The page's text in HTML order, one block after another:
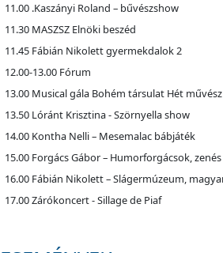
11.00 .Kaszányi Roland – bűvészshow
11.30 MASZSZ Elnöki beszéd
11.45 Fábián Nikolett gyermekdalok 2
12.00-13.00 Fórum
13.00 Musical gála Bohém társulat Hét
13.50 Lóránt Krisztina - Szörnyella show
14.00 Kontha Nelli – Mesemalac bábjáték
15.00 Forgács Gábor – Humorforgácsok,
16.00 Fábián Nikolett – Slágermúzeum,
17.00Zárókoncert - Sillage de Piaf